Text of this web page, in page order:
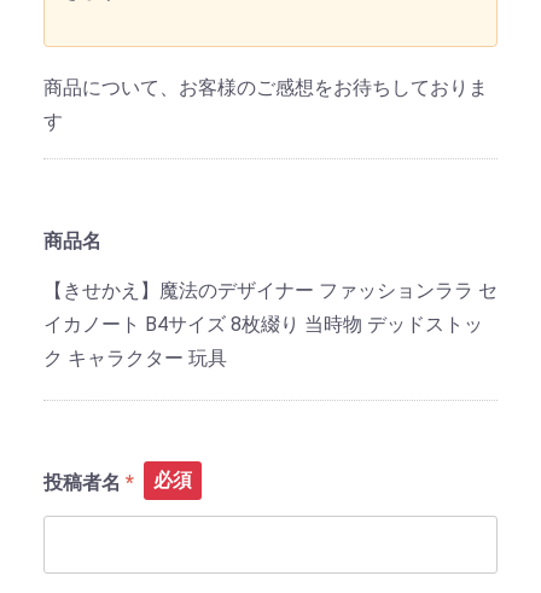
商品について、お客様のご感想をお待ちしておりま
す
商品名
【きせかえ】魔法のデザイナー ファッションララ セ
イカノート B4サイズ 8枚綴り 当時物 デッドストッ
ク キャラクター 玩具
投稿者名 必須